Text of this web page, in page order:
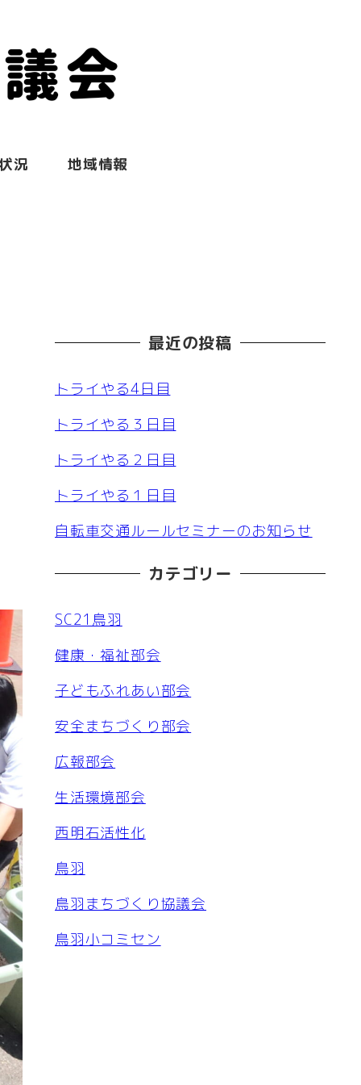
況 地域情報
最近の投稿
トライやる4日目
トライやる３日目
トライやる２日目
トライやる１日目
自転車交通ルールセミナーのお知らせ
カテゴリー
SC21鳥羽
健康・福祉部会
子どもふれあい部会
安全まちづくり部会
広報部会
生活環境部会
西明石活性化
鳥羽
鳥羽まちづくり協議会
鳥羽小コミセン